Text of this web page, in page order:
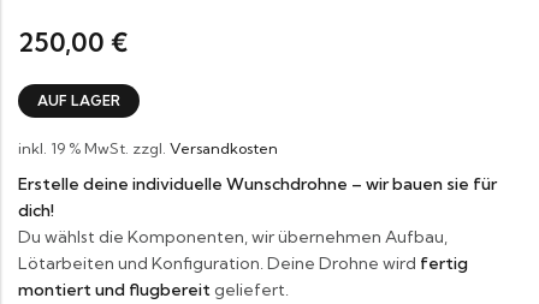
250,00 €
AUF LAGER
inkl. 19 % MwSt. zzgl. Versandkosten
Erstelle deine individuelle Wunschdrohne – wir bauen sie für
dich!
Du wählst die Komponenten, wir übernehmen Aufbau,
Lötarbeiten und Konfiguration. Deine Drohne wird fertig
montiert und flugbereitgeliefert.